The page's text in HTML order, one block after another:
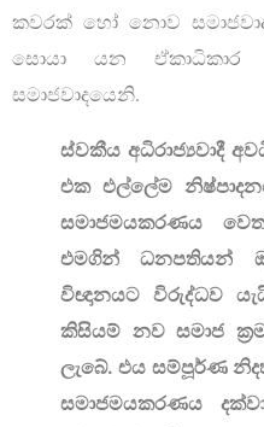
කවරක් හෝ නොව
සොයා යන ඒකාධිකාර
සමාජවාදයෙනි.
ස්වකීය අධිරාජ්‍යවාදී
එක එල්ලේම
සමාජමයකරණය
එමගින් ධනපතියන්
විඥානයට විරුද්ධව
කිසියම් නව සමාජ
ලැබේ. එය සම්පූර්ණ
සමාජමයකරණය